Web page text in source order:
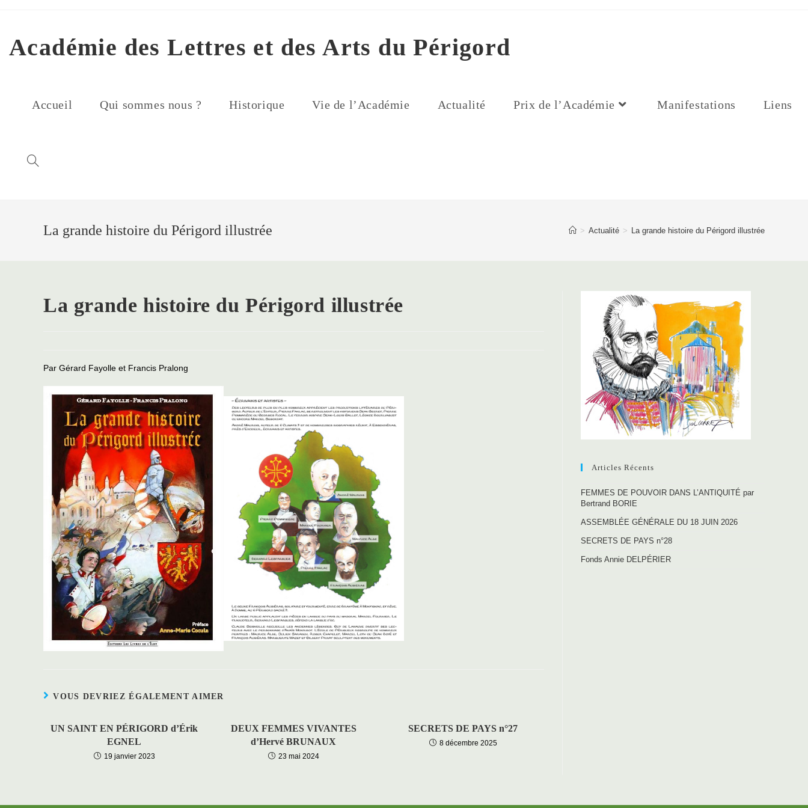
Académie des Lettres et des Arts du Périgord
Accueil Qui sommes nous ? Historique Vie de l’Académie Actualité Prix de l’Académie Manifestations Liens
La grande histoire du Périgord illustrée > Actualité > La grande histoire du Périgord illustrée
La grande histoire du Périgord illustrée
Par Gérard Fayolle et Francis Pralong
VOUS DEVRIEZ ÉGALEMENT AIMER
UN SAINT EN PÉRIGORD d’Érik
EGNEL
19 janvier 2023
DEUX FEMMES VIVANTES
d’Hervé BRUNAUX
23 mai 2024
SECRETS DE PAYS n°27
8 décembre 2025
Articles Récents
FEMMES DE POUVOIR DANS L’ANTIQUITÉ par
Bertrand BORIE
ASSEMBLÉE GÉNÉRALE DU 18 JUIN 2026
SECRETS DE PAYS n°28
Fonds Annie DELPÉRIER